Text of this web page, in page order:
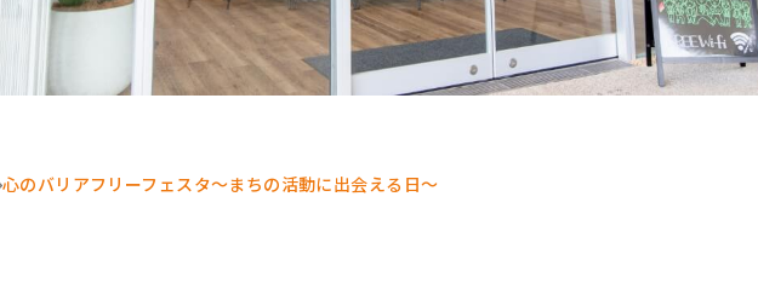
心のバリアフリーフェスタ～まちの活動に出会える日～